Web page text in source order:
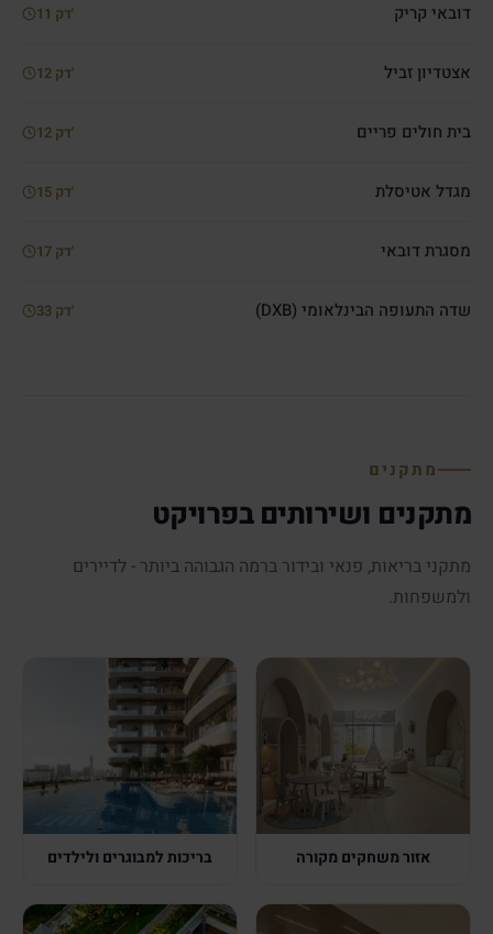
דובאי קריק 11 דק'
אצטדיון זביל 12 דק'
בית חולים פריים 12 דק'
מגדל אטיסלת 15 דק'
מסגרת דובאי 17 דק'
שדה התעופה הבינלאומי (DXB) 33 דק'
מתקנים
מתקנים ושירותים בפרויקט
מתקני בריאות, פנאי ובידור ברמה הגבוהה ביותר - לדיירים
ולמשפחות.
אזור משחקים מקורה בריכות למבוגרים ולילדים